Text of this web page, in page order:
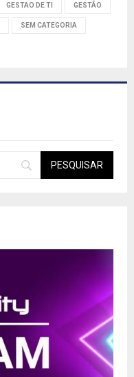
GESTAO DE TI GESTÃO
SEM CATEGORIA